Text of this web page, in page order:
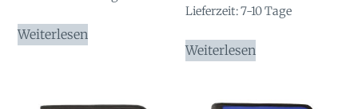
Weiterlesen
Lieferzeit:7-10 Tage
Weiterlesen